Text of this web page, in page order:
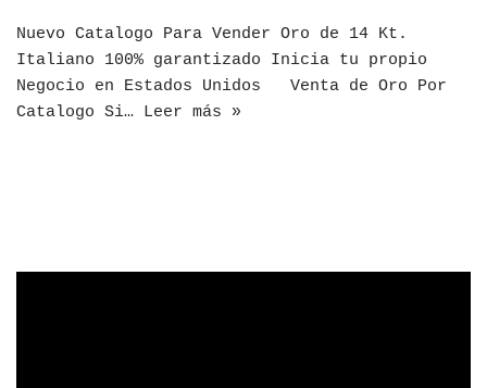
Nuevo Catalogo Para Vender Oro de 14 Kt.
Italiano 100% garantizado Inicia tu propio
Negocio en Estados Unidos Venta de Oro Por
Catalogo Si… Leer más »